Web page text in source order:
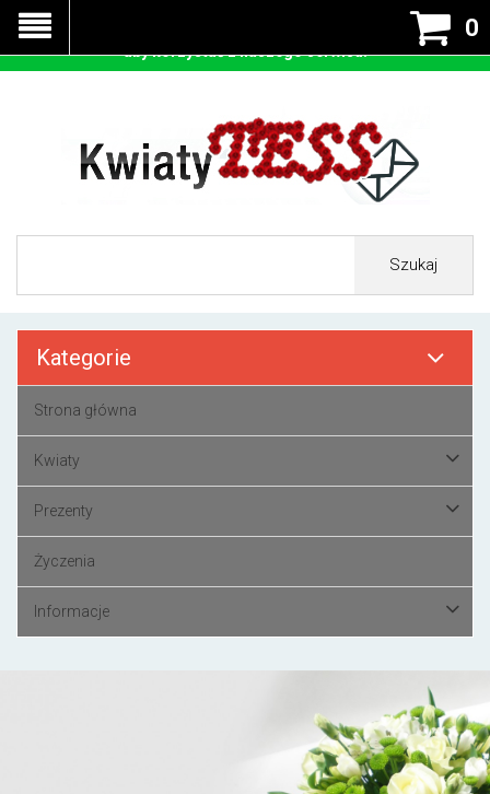
0
Szukaj
Kategorie
Strona główna
Kwiaty
Prezenty
Życzenia
Informacje
Nasza strona korzysta z cookies - czyli tzw ciastek w celu
prawidłowego działania. Zaakceptuj przyjmowanie cookies
aby korzystać z naszego serwisu.